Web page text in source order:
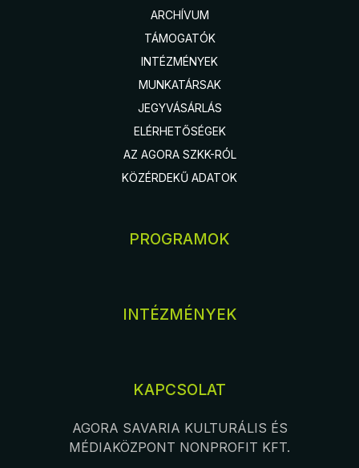
ARCHÍVUM
TÁMOGATÓK
INTÉZMÉNYEK
MUNKATÁRSAK
JEGYVÁSÁRLÁS
ELÉRHETŐSÉGEK
AZ AGORA SZKK-RÓL
KÖZÉRDEKŰ ADATOK
PROGRAMOK
INTÉZMÉNYEK
KAPCSOLAT
AGORA SAVARIA KULTURÁLIS ÉS
MÉDIAKÖZPONT NONPROFIT KFT.